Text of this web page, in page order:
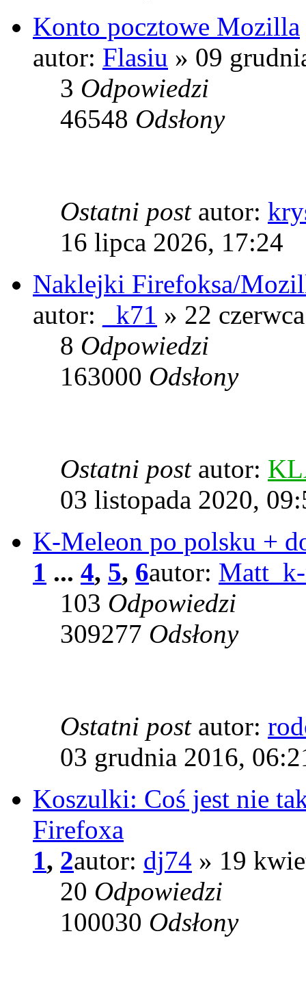
Konto pocztowe Mozilla
autor: Flasiu » 09
3 Odpowiedzi
46548 Odsłony
Ostatni post autor:
16 lipca 2026, 17:24
Naklejki Firefoksa/
autor:
_k71 » 22
8 Odpowiedzi
163000 Odsłony
Ostatni post autor:
03 listopada 2020,
K-Meleon po polsku +
1 ... 4, 5, 6autor:
103 Odpowiedzi
309277 Odsłony
Ostatni post autor:
03 grudnia 2016,
Koszulki: Coś jest nie
Firefoxa
1, 2autor: dj74 » 19
20 Odpowiedzi
100030 Odsłony